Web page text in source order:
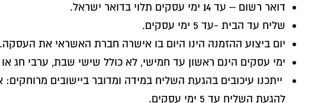
דואר רשום – עד 14 ימי עסקים תלוי בדואר ישראל.
שליח עד הבית -עד 5 ימי עסקים.
יום ביצוע ההזמנה הינו היום בו אישרה חברת האשראי את העסקה.
ימי עסקים הינם ראשון עד חמישי, לא כולל שישי שבת, ערבי חג
ייתכנו עיכובים בהגעת השליח במידה ומדובר ביישובים
להגעת השליח עד 5 ימי עסקים.